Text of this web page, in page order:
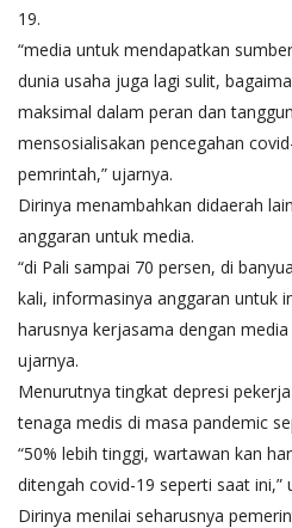
19.
“media untuk mendapatkan
dunia usaha juga lagi sulit,
maksimal dalam peran dan
mensosialisakan pencegahan
pemrintah,” ujarnya.
Dirinya menambahkan didaerah
anggaran untuk media.
“di Pali sampai 70 persen, di
kali, informasinya anggaran untuk
harusnya kerjasama dengan
ujarnya.
Menurutnya tingkat depresi
tenaga medis di masa pandemic
“50% lebih tinggi, wartawan kan
ditengah covid-19 seperti saat ini,”
Dirinya menilai seharusnya